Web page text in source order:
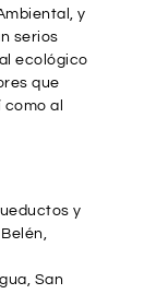
y
serios
ecológico
que
al
y
San